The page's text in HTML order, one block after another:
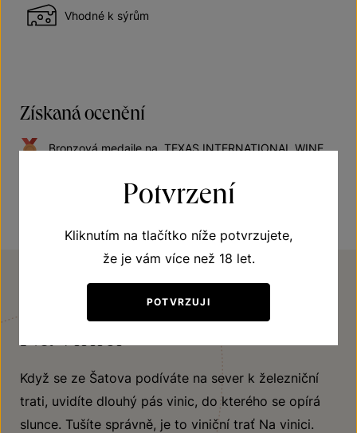
Vhodné k sýrům
Získaná ocenění
Bronzová medaile na „TEXAS INTERNATIONAL WINE
Když se ze Šatova podíváte na sever k železniční
trati, uvidíte dlouhý pás vinic, do kterého se opírá
slunce. Tušíte správně, je to viniční trať Na vinici.
Potvrzení
Kliknutím na tlačítko níže potvrzujete,
že je vám více než 18 let.
POTVRZUJI